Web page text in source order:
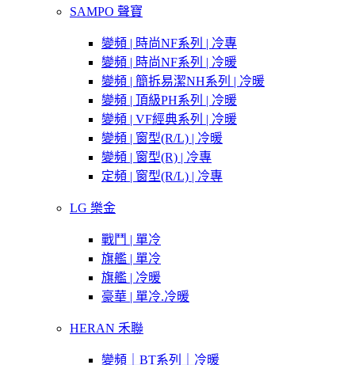
SAMPO 聲寶
變頻 | 時尚NF系列 | 冷專
變頻 | 時尚NF系列 | 冷暖
變頻 | 簡拆易潔NH系列 | 冷暖
變頻 | 頂級PH系列 | 冷暖
變頻 | VF經典系列 | 冷暖
變頻 | 窗型(R/L) | 冷暖
變頻 | 窗型(R) | 冷專
定頻 | 窗型(R/L) | 冷專
LG 樂金
戰鬥 | 單冷
旗艦 | 單冷
旗艦 | 冷暖
豪華 | 單冷.冷暖
HERAN 禾聯
變頻｜BT系列｜冷暖